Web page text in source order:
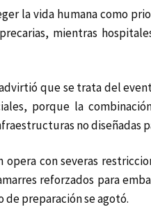
la vida humana como
mientras
que se trata del
porque la
no diseñadas
con severas
reforzados para
preparación se agotó.